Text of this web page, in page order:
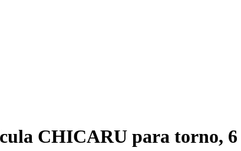
CHICARU para torno, 6